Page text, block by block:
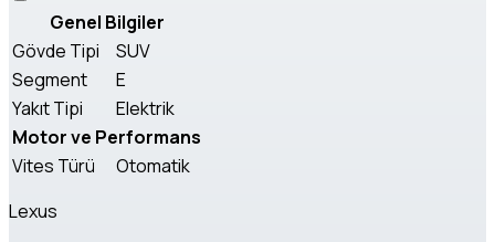
Genel Bilgiler
Gövde Tipi
SUV
Segment
E
Yakıt Tipi
Elektrik
Motor ve Performans
Vites Türü
Otomatik
Lexus